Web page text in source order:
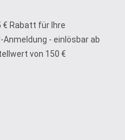
€ Rabatt für Ihre
- einlösbar ab
von 150 €